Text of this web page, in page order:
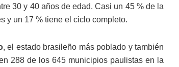
30 y 40 años de edad. Casi un 45 % de la
y un 17 % tiene el ciclo completo.
, el estado brasileño más poblado y también
288 de los 645 municipios paulistas en la